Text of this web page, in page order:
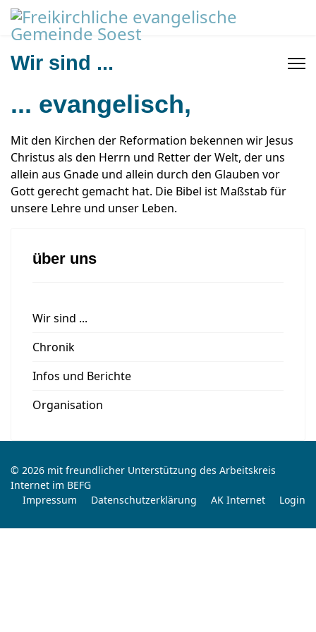
Wir sind ...
... evangelisch,
Mit den Kirchen der Reformation bekennen wir Jesus
Christus als den Herrn und Retter der Welt, der uns
allein aus Gnade und allein durch den Glauben vor
Gott gerecht gemacht hat. Die Bibel ist Maßstab für
unsere Lehre und unser Leben.
über uns
Wir sind ...
Chronik
Infos und Berichte
Organisation
© 2026 mit freundlicher Unterstützung des Arbeitskreis
Internet im BEFG
Impressum
Datenschutzerklärung AK Internet Login